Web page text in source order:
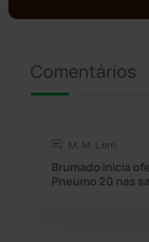
Política
Riacho de Santana
Rio de Contas
Rio do Antônio
Comentários
M. M. L em:
Brumado inicia
Pneumo 20 nas